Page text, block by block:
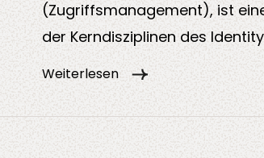
(Zugriffsmanagement), ist
der Kerndisziplinen des Identity
worauf zugreifen darf, und
Weiterlesen